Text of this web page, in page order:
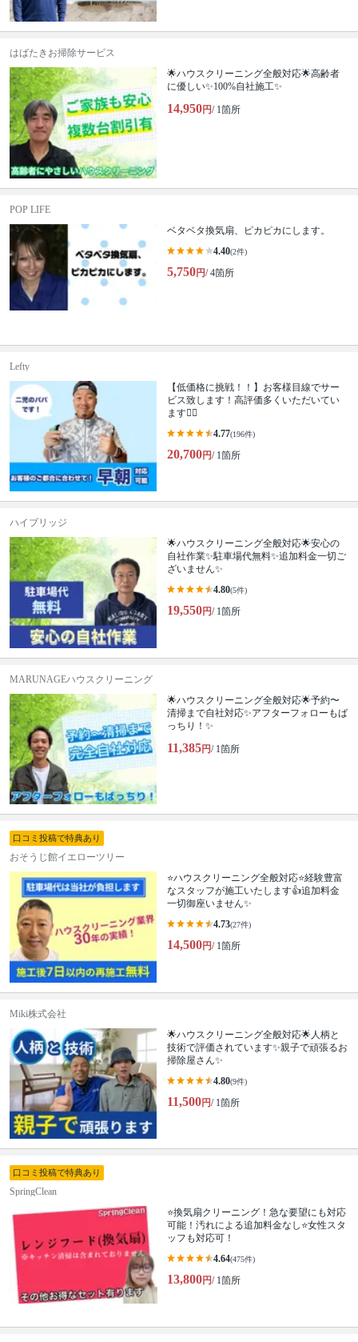
はばたきお掃除サービス
🌟ハウスクリーニング全般対応🌟高齢者
に優しい✨100%自社施工✨
14,950円/ 1箇所
POP LIFE
ベタベタ換気扇、ピカピカにします。
4.40(2件)
5,750円/ 4箇所
Lefty
【低価格に挑戦！！】お客様目線でサー
ビス致します！高評価多くいただいてい
ます🙆‍♂️
4.77(196件)
20,700円/ 1箇所
ハイブリッジ
🌟ハウスクリーニング全般対応🌟安心の
自社作業✨️駐車場代無料✨️追加料金一切ご
ざいません✨
4.80(5件)
19,550円/ 1箇所
MARUNAGEハウスクリーニング
🌟ハウスクリーニング全般対応🌟予約〜
清掃まで自社対応✨アフターフォローもば
っちり！✨
11,385円/ 1箇所
口コミ投稿で特典あり
おそうじ館イエローツリー
⭐ハウスクリーニング全般対応⭐経験豊富
なスタッフが施工いたします👍追加料金
一切御座いません✨
4.73(27件)
14,500円/ 1箇所
Miki株式会社
🌟ハウスクリーニング全般対応🌟人柄と
技術で評価されています✨親子で頑張るお
掃除屋さん✨
4.80(9件)
11,500円/ 1箇所
口コミ投稿で特典あり
SpringClean
⭐️換気扇クリーニング！急な要望にも対応
可能！汚れによる追加料金なし⭐️女性スタ
ッフも対応可！
4.64(475件)
13,800円/ 1箇所